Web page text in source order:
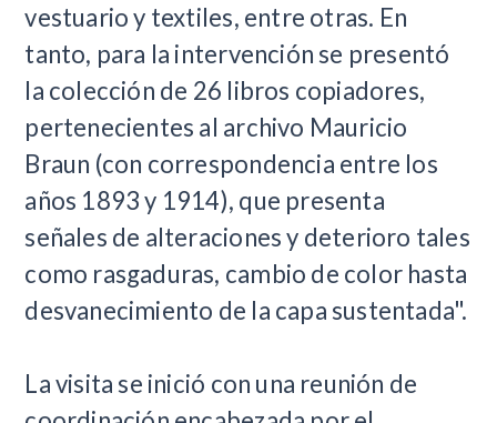
vestuario y textiles, entre otras. En
tanto, para la intervención se presentó
la colección de 26 libros copiadores,
pertenecientes al archivo Mauricio
Braun (con correspondencia entre los
años 1893 y 1914), que presenta
señales de alteraciones y deterioro tales
como rasgaduras, cambio de color hasta
desvanecimiento de la capa sustentada".
La visita se inició con una reunión de